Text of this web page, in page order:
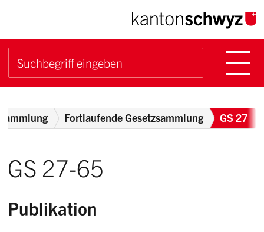
Navigieren im Kanton
Schnellnavigation
Suchbegriff
Breadcrumb
Fortlaufende Gesetzsammlung GS 27
GS 27-65
Publikation